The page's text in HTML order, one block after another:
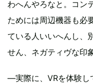
わへんやろなと。コン
ためには周辺機器も必
ている人いいへんし、
せん、ネガティヴな印
—実際に、VRを体験し